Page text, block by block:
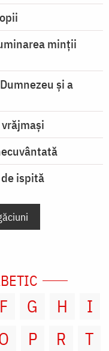
minţii
şi a
ispită
F G H
I
P R
T